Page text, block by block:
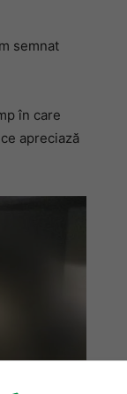
semnat
în care
apreciază